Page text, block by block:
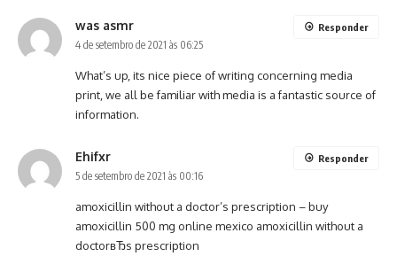
was asmr
4 de setembro de 2021 às 06:25
What’s up, its nice piece of writing concerning media
print, we all be familiar with media is a fantastic source of
information.
Responder
Ehifxr
5 de setembro de 2021 às 00:16
amoxicillin without a doctor’s prescription –buy
amoxicillin 500 mg online mexico amoxicillin without a
doctorвЂs prescription
Responder